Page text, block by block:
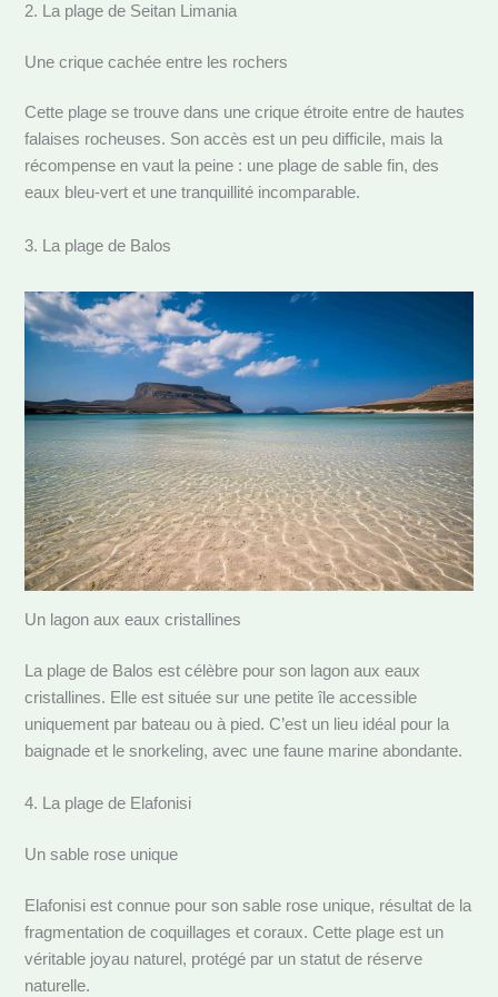
2. La plage de Seitan Limania
Une crique cachée entre les rochers
Cette plage se trouve dans une crique étroite entre de hautes
falaises rocheuses. Son accès est un peu difficile, mais la
récompense en vaut la peine : une plage de sable fin, des
eaux bleu-vert et une tranquillité incomparable.
3. La plage de Balos
Un lagon aux eaux cristallines
La plage de Balos est célèbre pour son lagon aux eaux
cristallines. Elle est située sur une petite île accessible
uniquement par bateau ou à pied. C’est un lieu idéal pour la
baignade et le snorkeling, avec une faune marine abondante.
4. La plage de Elafonisi
Un sable rose unique
Elafonisi est connue pour son sable rose unique, résultat de la
fragmentation de coquillages et coraux. Cette plage est un
véritable joyau naturel, protégé par un statut de réserve
naturelle.